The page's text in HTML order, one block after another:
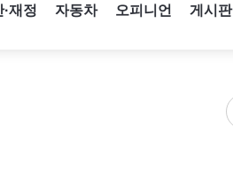
재정 자동차 오피니언 게시판